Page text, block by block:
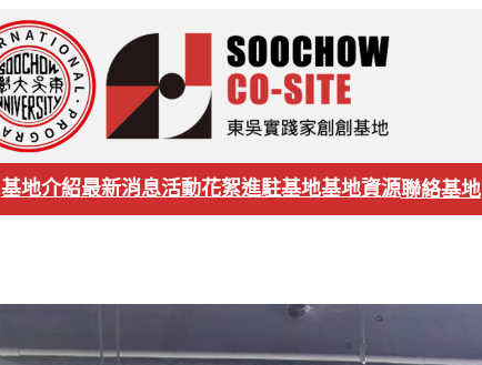
基地介紹最新消息活動花絮進駐基地基地資源聯絡基地